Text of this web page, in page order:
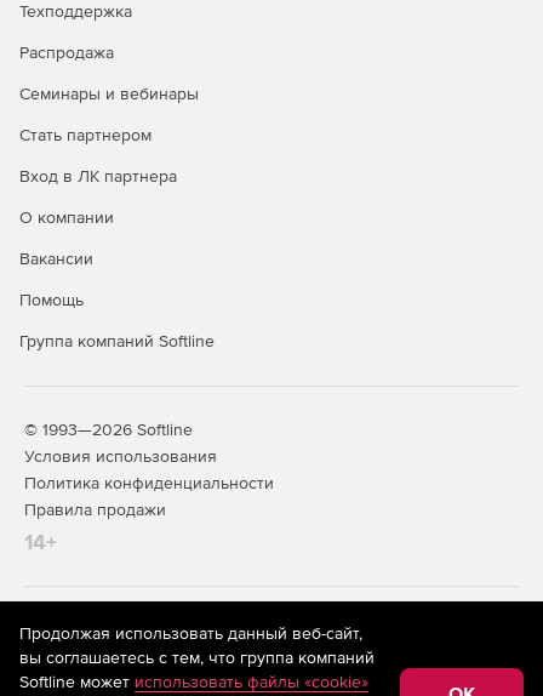
Объединение устройств в кластер по протоколу
числе для сценария балансировки нагрузки RRI).
Работу через NAT (NAT Traversal).
Мониторинг SNMP.
Высокая надежность и производительность
Возможность оснащения резервными блоками
питания и жесткими дисками, объединенными в RAID.
Техподдержка
Распродажа
Семинары и вебинары
Стать партнером
Вход в ЛК партнера
О компании
Вакансии
Помощь
Группа компаний Softline
© 1993—2026 Softline
Условия использования
Политика конфиденциальности
Правила продажи
14+
На информационном ресурсе store.softline.ru применяются
рекомендательные технологии
(информационные технологии
предоставления информации на основе сбора,
систематизации и анализа сведений, относящихся к
Продолжая использовать данный веб-сайт,
вы соглашаетесь с тем, что группа компаний
Softline может использовать файлы «cookie»